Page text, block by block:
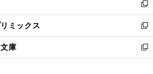
く
で
開
く
ド
ウ
で
開
く
ィ
ン
ド
ウ
で
開
い
ウ
ィ
ン
ド
ウ
新
し
い
ウ
ィ
ン
ミックス
新
し
い
ウ
庫
新
し